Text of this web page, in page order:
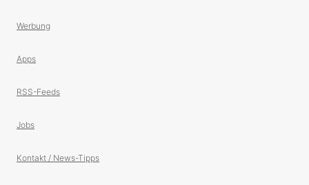
Werbung
Apps
RSS-Feeds
Jobs
Kontakt / News-Tipps